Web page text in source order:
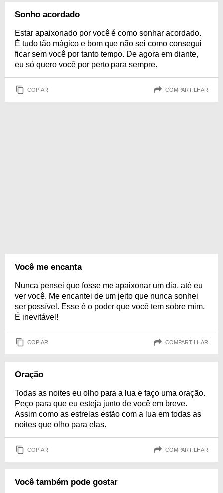
Sonho acordado
Estar apaixonado por você é como sonhar acordado.
É tudo tão mágico e bom que não sei como consegui
ficar sem você por tanto tempo. De agora em diante,
eu só quero você por perto para sempre.
COPIAR COMPARTILHAR
Você me encanta
Nunca pensei que fosse me apaixonar um dia, até eu
ver você. Me encantei de um jeito que nunca sonhei
ser possível. Esse é o poder que você tem sobre mim.
É inevitável!
COPIAR COMPARTILHAR
Oração
Todas as noites eu olho para a lua e faço uma oração.
Peço para que eu esteja junto de você em breve.
Assim como as estrelas estão com a lua em todas as
noites que olho para elas.
COPIAR COMPARTILHAR
Você também pode gostar